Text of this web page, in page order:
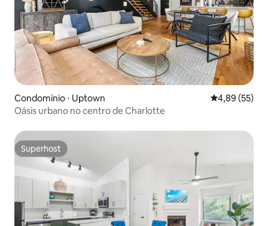
Condomínio ⋅ Uptown 4,89 de uma
4,89 (55)
Oásis urbano no centro de Charlotte
Superhost
Superhost